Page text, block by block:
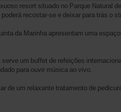
resort situado no Parque Natural
recostar-se e deixar para trás o
da Marinha apresentam uma
um buffet de refeições
para ouvir música ao vivo.
de um relaxante tratamento de